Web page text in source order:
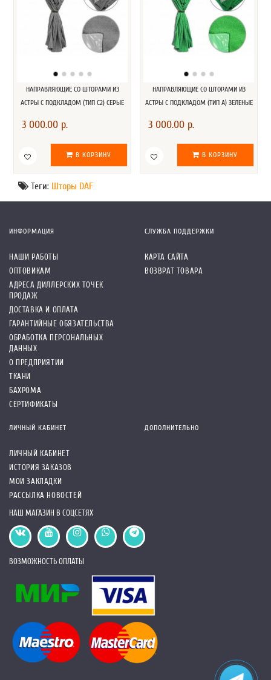
НАПРАВЛЯЮЩИЕ СО ШТОРАМИ ИЗ
АСТРЫ С ПОДКЛАДОМ (ТИП С2) СЕРЫЕ
3 000.00 р.
В КОРЗИНУ
НАПРАВЛЯЮЩИЕ СО ШТОРАМИ ИЗ
АСТРЫ С ПОДКЛАДОМ (ТИП А) ЗЕЛЕНЫЕ
3 000.00 р.
В КОРЗИНУ
Теги: Шторы DAF
ИНФОРМАЦИЯ
НАШИ РАБОТЫ
ОПТОВИКАМ
АДРЕСА ДИЛЛЕРСКИХ ТОЧЕК
ПРОДАЖ
ДОСТАВКА И ОПЛАТА
ГАРАНТИЙНЫЕ ОБЯЗАТЕЛЬСТВА
ОБРАБОТКА ПЕРСОНАЛЬНЫХ
ДАННЫХ
О ПРЕДПРИЯТИИ
ТКАНИ
БАХРОМА
СЕРТИФИКАТЫ
СЛУЖБА ПОДДЕРЖКИ
КАРТА САЙТА
ВОЗВРАТ ТОВАРА
ЛИЧНЫЙ КАБИНЕТ
ЛИЧНЫЙ КАБИНЕТ
ИСТОРИЯ ЗАКАЗОВ
МОИ ЗАКЛАДКИ
РАССЫЛКА НОВОСТЕЙ
ДОПОЛНИТЕЛЬНО
НАШ МАГАЗИН В СОЦСЕТЯХ
ВОЗМОЖНОСТЬ ОПЛАТЫ